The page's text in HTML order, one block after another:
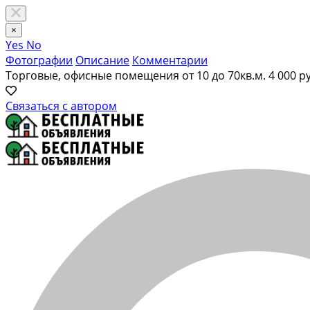
×
Yes No
Фотографии Описание Комментарии
Торговые, офисные помещения от 10 до 70кв.м. 4 000
Связаться с автором